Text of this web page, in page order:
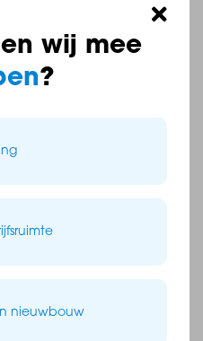
je klaar!
wij mee
?
nieuwbouw